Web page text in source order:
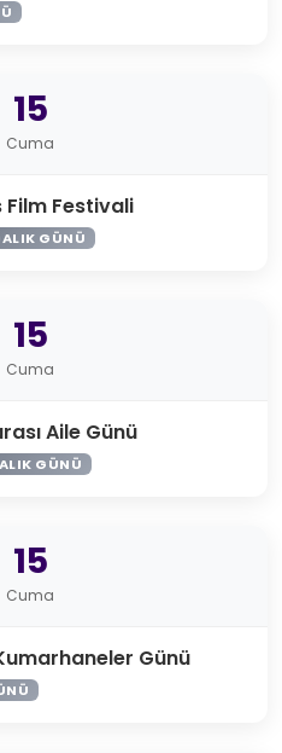
15
Cuma
Film Festivali
GÜNÜ
15
Cuma
Aile Günü
GÜNÜ
15
Cuma
Günü